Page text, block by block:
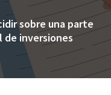
sobre una parte
de inversiones